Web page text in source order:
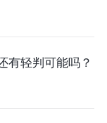
有轻判可能吗？